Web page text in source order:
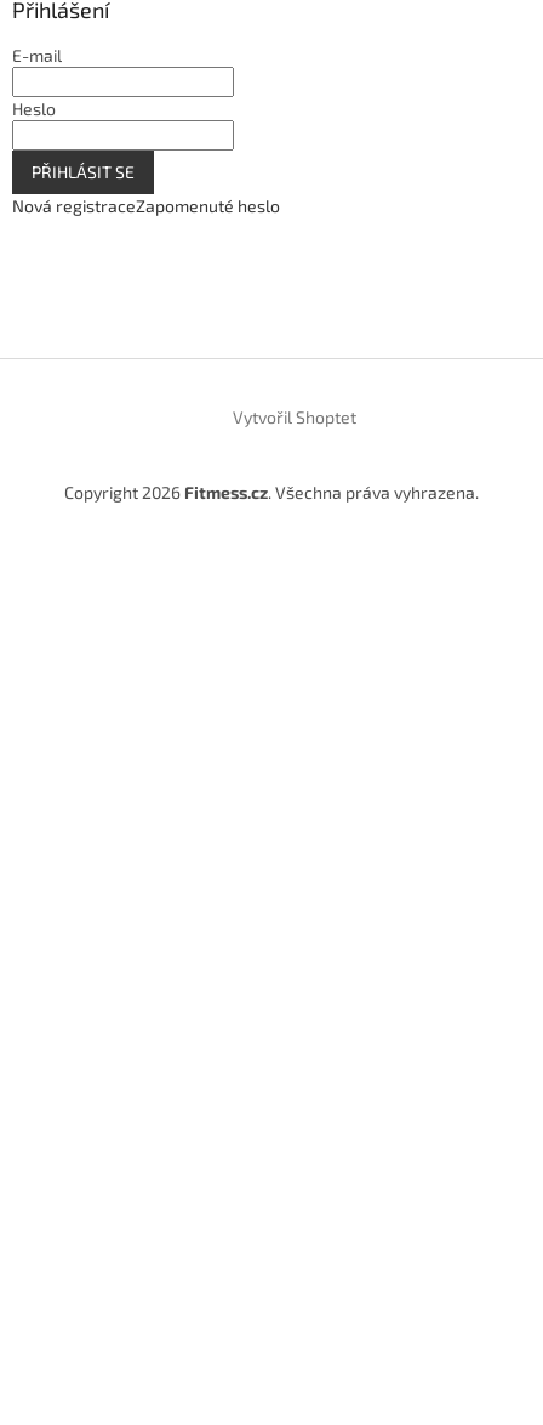
Přihlášení
E-mail
Heslo
PŘIHLÁSIT SE
Nová registraceZapomenuté heslo
Vytvořil Shoptet
Copyright 2026 Fitmess.cz. Všechna práva vyhrazena.